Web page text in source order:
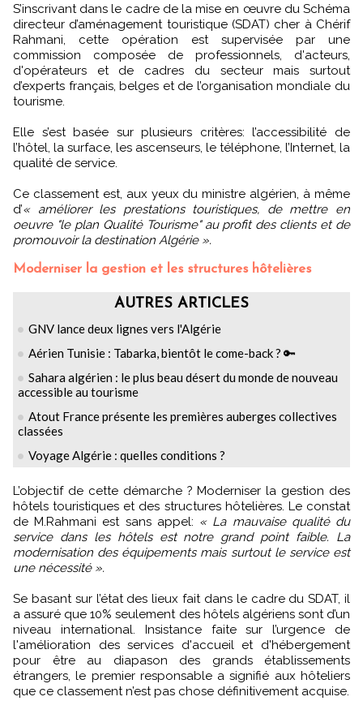
S’inscrivant dans le cadre de la mise en œuvre du Schéma
directeur d’aménagement touristique (SDAT) cher à Chérif
Rahmani, cette opération est supervisée par une
commission composée de professionnels, d'acteurs,
d'opérateurs et de cadres du secteur mais surtout
d’experts français, belges et de l’organisation mondiale du
tourisme.
Elle s’est basée sur plusieurs critères: l’accessibilité de
l’hôtel, la surface, les ascenseurs, le téléphone, l’Internet, la
qualité de service.
Ce classement est, aux yeux du ministre algérien, à même
d’« améliorer les prestations touristiques, de mettre en
oeuvre "le plan Qualité Tourisme" au profit des clients et de
promouvoir la destination Algérie ».
Moderniser la gestion et les structures hôtelières
AUTRES ARTICLES
GNV lance deux lignes vers l'Algérie
Aérien Tunisie : Tabarka, bientôt le come-back ? 🔑
Sahara algérien : le plus beau désert du monde de nouveau
accessible au tourisme
Atout France présente les premières auberges collectives
classées
Voyage Algérie : quelles conditions ?
L’objectif de cette démarche ? Moderniser la gestion des
hôtels touristiques et des structures hôtelières. Le constat
de M.Rahmani est sans appel: « La mauvaise qualité du
service dans les hôtels est notre grand point faible. La
modernisation des équipements mais surtout le service est
une nécessité ».
Se basant sur l’état des lieux fait dans le cadre du SDAT, il
a assuré que 10% seulement des hôtels algériens sont d’un
niveau international. Insistance faite sur l’urgence de
l'amélioration des services d'accueil et d'hébergement
pour être au diapason des grands établissements
étrangers, le premier responsable a signifié aux hôteliers
que ce classement n’est pas chose définitivement acquise.